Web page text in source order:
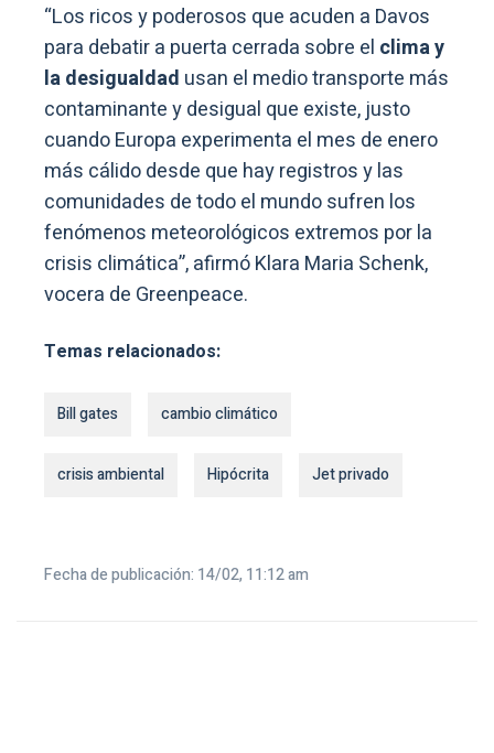
“Los ricos y poderosos que acuden a Davos
para debatir a puerta cerrada sobre el clima y
la desigualdad usan el medio transporte más
contaminante y desigual que existe, justo
cuando Europa experimenta el mes de enero
más cálido desde que hay registros y las
comunidades de todo el mundo sufren los
fenómenos meteorológicos extremos por la
crisis climática”, afirmó Klara Maria Schenk,
vocera de Greenpeace.
Temas relacionados:
Bill gates cambio climático
crisis ambiental Hipócrita Jet privado
Fecha de publicación: 14/02, 11:12 am